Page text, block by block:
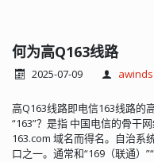
何为高Q163线路
2025-07-09 awinds
高Q163线路即电信163线路的
“163”？是指 中国电信的骨干
163.com 域名而得名。自治系
口之一。通常和“169（联通）